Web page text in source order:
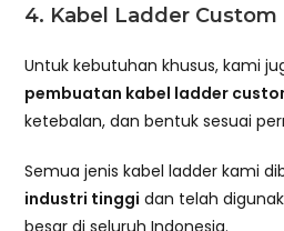
4. Kabel Ladder Custom
Untuk kebutuhan khusus, kami
pembuatan kabel ladder
ketebalan, dan bentuk sesuai
Semua jenis kabel ladder kami
industri tinggi dan telah
besar di seluruh Indonesia.